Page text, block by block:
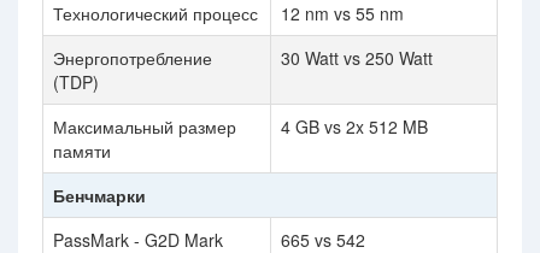
Технологический процесс
12 nm vs 55 nm
Энергопотребление
(TDP)
30 Watt vs 250 Watt
Максимальный размер
памяти
4 GB vs 2x 512 MB
Бенчмарки
PassMark - G2D Mark
665 vs 542